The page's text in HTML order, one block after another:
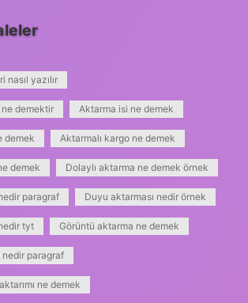
yazılır
demektir Aktarma isi ne demek
demek Aktarmalı kargo ne demek
demek Dolaylı aktarma ne demek örnek
paragraf Duyu aktarması nedir örnek
tyt Görüntü aktarma ne demek
paragraf
ne demek